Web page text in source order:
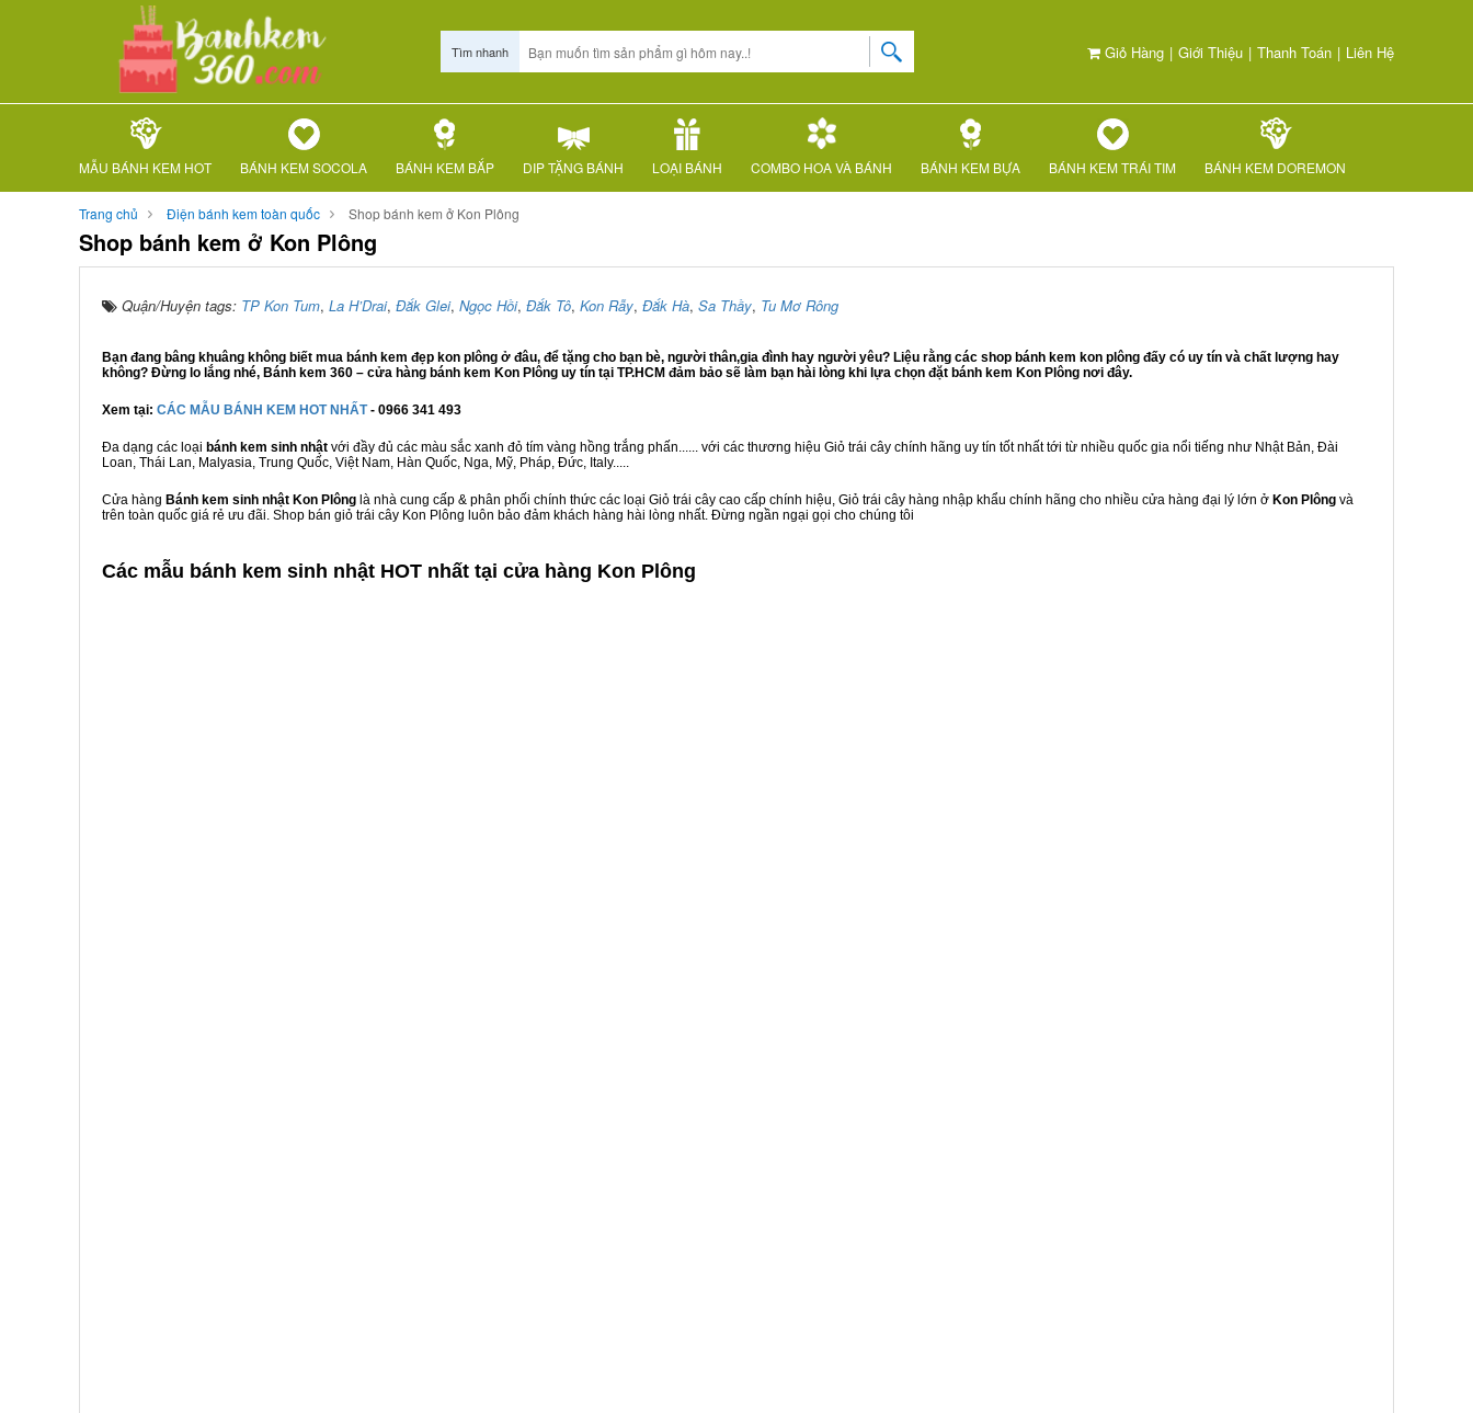
Giỏ Hàng | Giới Thiệu | Thanh Toán | Liên Hệ
Tìm nhanh
MẪU BÁNH KEM HOT BÁNH KEM SOCOLA BÁNH KEM BẮP DIP TẶNG BÁNH LOẠI BÁNH COMBO HOA VÀ BÁNH BÁNH KEM BỰA BÁNH KEM TRÁI TIM BÁNH KEM DOREMON
Trang chủ Điện bánh kem toàn quốc Shop bánh kem ở Kon Plông
Shop bánh kem ở Kon Plông
Quận/Huyện tags: TP Kon Tum, La H’Drai, Đắk Glei, Ngọc Hồi, Đắk Tô, Kon Rẫy, Đắk Hà, Sa Thầy, Tu Mơ Rông
Bạn đang bâng khuâng không biết mua bánh kem đẹp kon plông ở đâu, để tặng cho bạn bè, người thân,gia đình hay người yêu? Liệu rằng các shop bánh kem kon plông đấy có uy tín và chất lượng hay
không? Đừng lo lắng nhé, Bánh kem 360 – cửa hàng bánh kem Kon Plông uy tín tại TP.HCM đảm bảo sẽ làm bạn hài lòng khi lựa chọn đặt bánh kem Kon Plông nơi đây.
Xem tại: CÁC MẪU BÁNH KEM HOT NHẤT- 0966 341 493
Đa dạng các loại bánh kem sinh nhật với đầy đủ các màu sắc xanh đỏ tím vàng hồng trắng phấn...... với các thương hiệu Giỏ trái cây chính hãng uy tín tốt nhất tới từ nhiều quốc gia nổi tiếng như Nhật Bản, Đài
Loan, Thái Lan, Malyasia, Trung Quốc, Việt Nam, Hàn Quốc, Nga, Mỹ, Pháp, Đức, Italy.....
Cửa hàng Bánh kem sinh nhật Kon Plông là nhà cung cấp & phân phối chính thức các loại Giỏ trái cây cao cấp chính hiệu, Giỏ trái cây hàng nhập khẩu chính hãng cho nhiều cửa hàng đại lý lớn ở Kon Plông và
trên toàn quốc giá rẻ ưu đãi. Shop bán giỏ trái cây Kon Plông luôn bảo đảm khách hàng hài lòng nhất. Đừng ngần ngại gọi cho chúng tôi
Các mẫu bánh kem sinh nhật HOT nhất tại cửa hàng Kon Plông